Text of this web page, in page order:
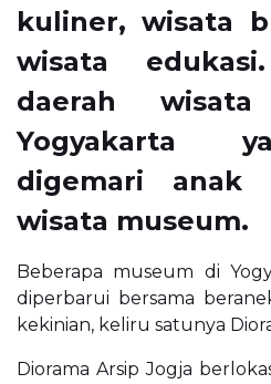
kuliner, wisata
wisata
daerah
Yogyakarta
digemari anak
wisata museum.
Beberapa museum di
diperbarui bersama
kekinian, keliru satunya
Diorama Arsip Jogja